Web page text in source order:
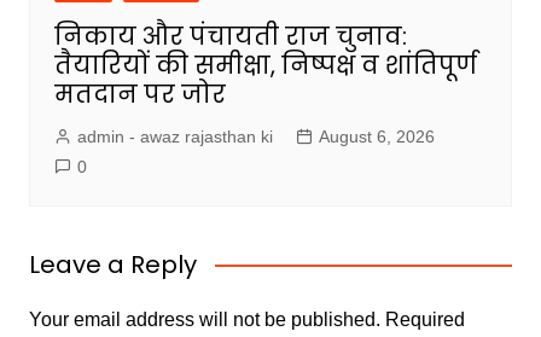
निकाय और पंचायती राज चुनाव:
तैयारियों की समीक्षा, निष्पक्ष व शांतिपूर्ण
मतदान पर जोर
admin - awaz rajasthan ki
August 6, 2026
0
Leave a Reply
Your email address will not be published. Required